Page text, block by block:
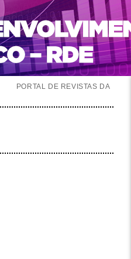
PORTAL DE REVISTAS DA